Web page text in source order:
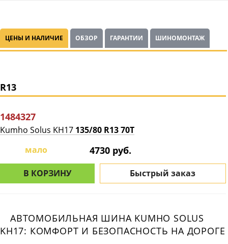
ЦЕНЫ И НАЛИЧИЕ ОБЗОР ГАРАНТИИ ШИНОМОНТАЖ
R13
1484327
Kumho Solus KH17 135/80 R13 70T
мало
4730 руб.
В КОРЗИНУ Быстрый заказ
АВТОМОБИЛЬНАЯ ШИНА KUMHO SOLUS
KH17: КОМФОРТ И БЕЗОПАСНОСТЬ НА ДОРОГЕ